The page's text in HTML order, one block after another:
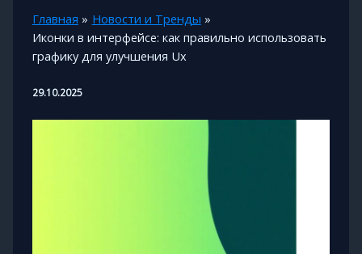
Главная
Новости и Тренды
Иконки в интерфейсе: как правильно использовать
графику для улучшения Ux
29.10.2025